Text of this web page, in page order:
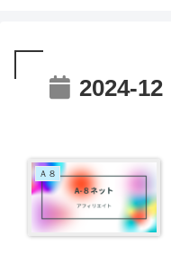
2024-12
Ａ８